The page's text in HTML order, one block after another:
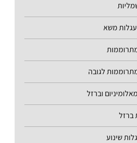
משא
לגובה
וברזל
ברזל
שינוע